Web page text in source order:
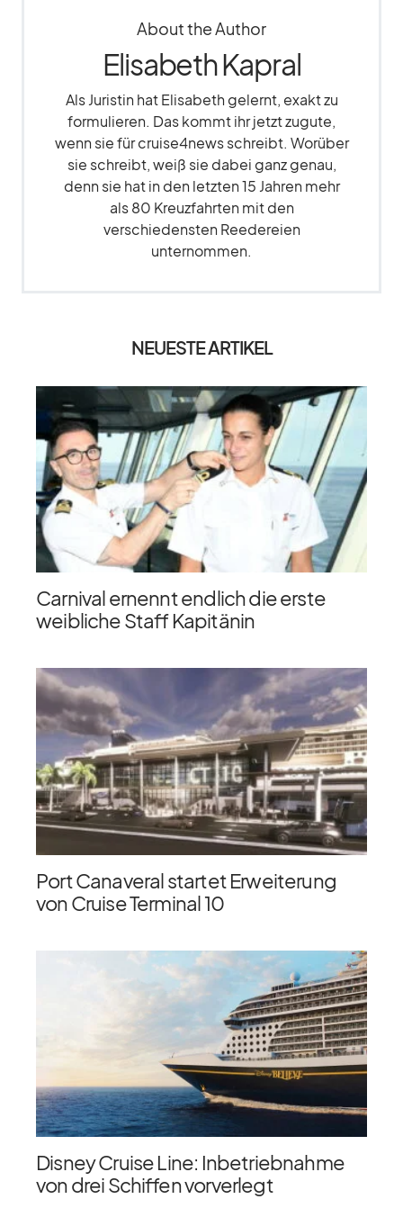
About the Author
Elisabeth Kapral
Als Juristin hat Elisabeth gelernt, exakt zu
formulieren. Das kommt ihr jetzt zugute,
wenn sie für cruise4news schreibt. Worüber
sie schreibt, weiß sie dabei ganz genau,
denn sie hat in den letzten 15 Jahren mehr
als 80 Kreuzfahrten mit den
verschiedensten Reedereien
unternommen.
NEUESTE ARTIKEL
Carnival ernennt endlich die erste
weibliche Staff Kapitänin
Port Canaveral startet Erweiterung
von Cruise Terminal 10
Disney Cruise Line: Inbetriebnahme
von drei Schiffen vorverlegt